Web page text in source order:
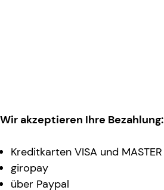
Wir akzeptieren Ihre Bezahlung:
Kreditkarten VISA und MASTER
giropay
über Paypal